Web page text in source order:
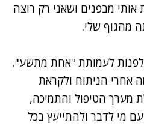
מבפנים ושאני רק רוצה
מהגוף שלי.
לפנות לעמותת "אחת מתשע".
אחרי הניתוח ולקראת
מערך הטיפול והתמיכה,
מי לדבר ולהתייעץ בכל